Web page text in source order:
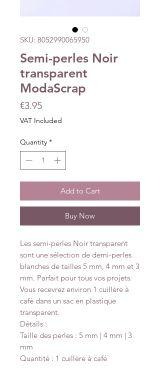
SKU: 8052990065950
Semi-perles Noir
transparent
ModaScrap
€3.95Price
VAT Included
Quantity *
Add to Cart
Buy Now
Les semi-perles Noir transparent
sont une sélection de demi-perles
blanches de tailles 5 mm, 4 mm et 3
mm. Parfait pour tous vos projets.
Vous recevrez environ 1 cuillère à
café dans un sac en plastique
transparent.
Détails :
Taille des perles : 5 mm | 4 mm | 3
mm
Quantité : 1 cuillère à café